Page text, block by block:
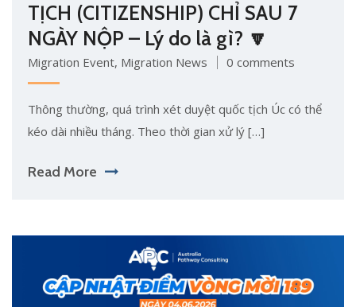
TỊCH (CITIZENSHIP) CHỈ SAU 7
NGÀY NỘP – Lý do là gì? 🔽
Migration Event, Migration News 0 comments
Thông thường, quá trình xét duyệt quốc tịch Úc có thể
kéo dài nhiều tháng. Theo thời gian xử lý […]
Read More